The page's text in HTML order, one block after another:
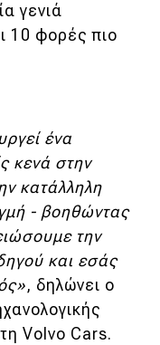
γενιά
10 φορές πιο
ένα
κενά στην
κατάλληλη
- βοηθώντας
την
και εσάς
, δηλώνει ο
Volvo Cars.